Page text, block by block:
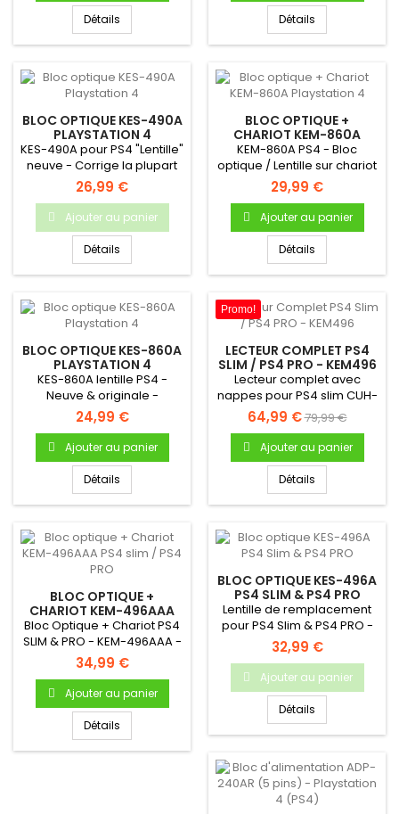
Détails Détails
BLOC OPTIQUE KES-490A
PLAYSTATION 4
KES-490A pour PS4 "Lentille"
neuve - Corrige la plupart
des erreurs de...
26,99 €
Ajouter au panier
Détails
BLOC OPTIQUE +
CHARIOT KEM-860A
PLAYSTATION 4
KEM-860A PS4 - Bloc
optique / Lentille sur chariot
- Produit NEUF &...
29,99 €
Ajouter au panier
Détails
BLOC OPTIQUE KES-860A
PLAYSTATION 4
KES-860A lentille PS4 -
Neuve & originale -
Garantie 6 mois
24,99 €
Ajouter au panier
Détails
Promo!
LECTEUR COMPLET PS4
SLIM / PS4 PRO - KEM496
Lecteur complet avec
nappes pour PS4 slim CUH-
2016 -Modèle KEM-496...
64,99 €79,99 €
Ajouter au panier
Détails
BLOC OPTIQUE +
CHARIOT KEM-496AAA
PS4 SLIM / PS4 PRO
Bloc Optique + Chariot PS4
SLIM & PRO - KEM-496AAA -
Produit neuf & original
34,99 €
Ajouter au panier
Détails
BLOC OPTIQUE KES-496A
PS4 SLIM & PS4 PRO
Lentille de remplacement
pour PS4 Slim & PS4 PRO -
Produit NEUF &...
32,99 €
Ajouter au panier
Détails